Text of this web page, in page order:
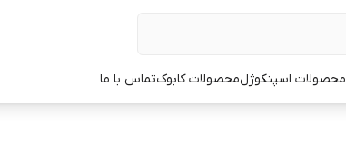
محصولات اسپنکوژلمحصولات کابوکتماس با ما